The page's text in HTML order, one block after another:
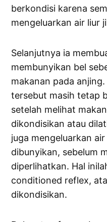
berkondisi karena
mengeluarkan air liur
Selanjutnya ia
membunyikan bel
makanan pada
tersebut masih tetap
setelah melihat
dikondisikan atau
juga mengeluarkan
dibunyikan, sebelum
diperlihatkan. Hal
conditioned reflex,
dikondisikan.